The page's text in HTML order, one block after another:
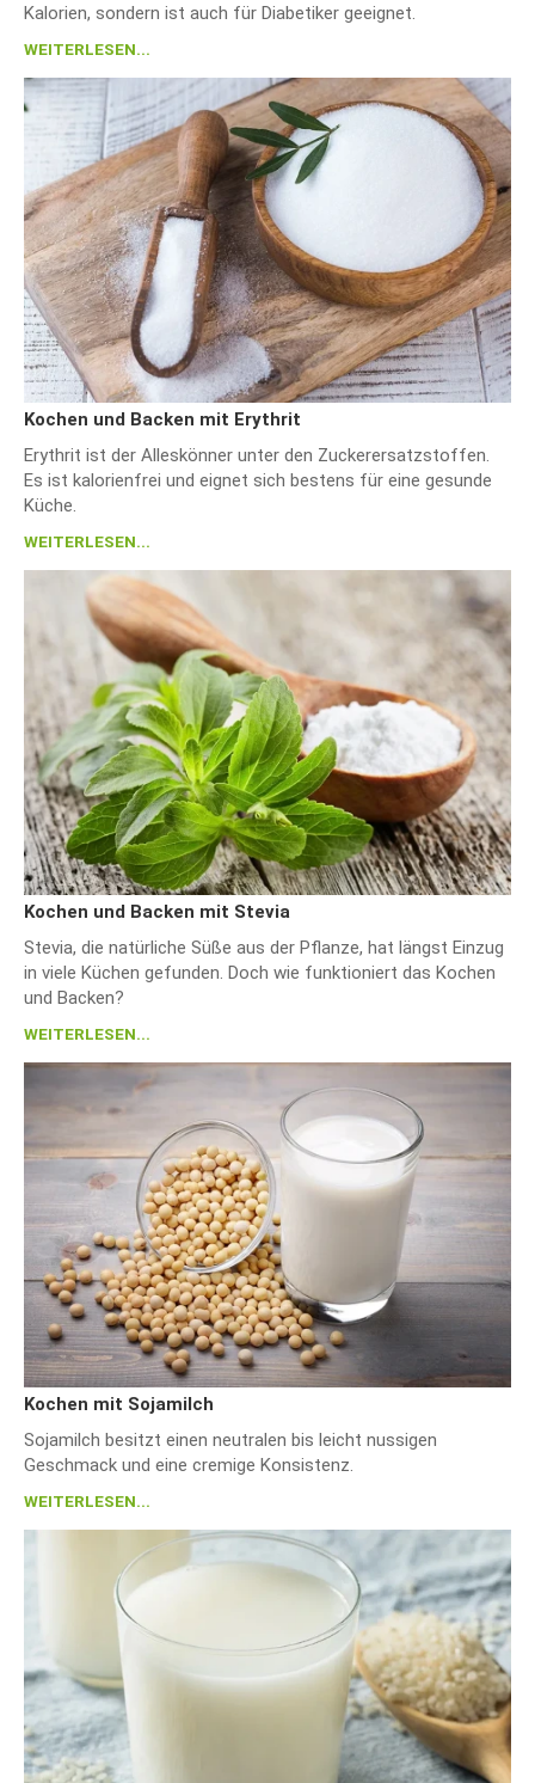
Kalorien, sondern ist auch für Diabetiker geeignet.
WEITERLESEN...
Kochen und Backen mit Erythrit
Erythrit ist der Alleskönner unter den Zuckerersatzstoffen.
Es ist kalorienfrei und eignet sich bestens für eine gesunde
Küche.
WEITERLESEN...
Kochen und Backen mit Stevia
Stevia, die natürliche Süße aus der Pflanze, hat längst Einzug
in viele Küchen gefunden. Doch wie funktioniert das Kochen
und Backen?
WEITERLESEN...
Kochen mit Sojamilch
Sojamilch besitzt einen neutralen bis leicht nussigen
Geschmack und eine cremige Konsistenz.
WEITERLESEN...